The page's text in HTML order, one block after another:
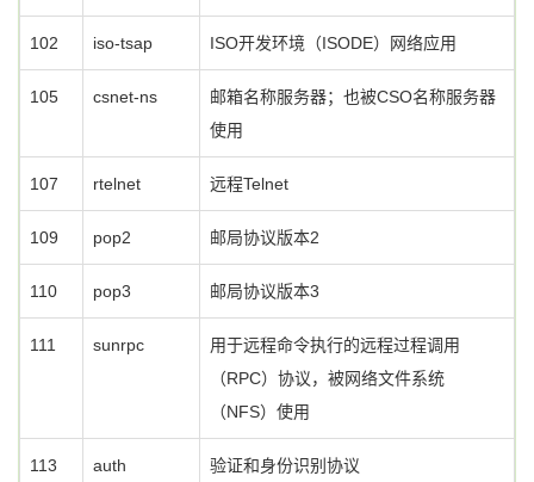
102 iso-tsap ISO开发环境（ISODE）网络应用
105 csnet-ns
邮箱名称服务器；也被CSO名称服务器
使用
107 rtelnet 远程Telnet
109 pop2 邮局协议版本2
110 pop3 邮局协议版本3
111 sunrpc
用于远程命令执行的远程过程调用
（RPC）协议，被网络文件系统
（NFS）使用
113 auth 验证和身份识别协议